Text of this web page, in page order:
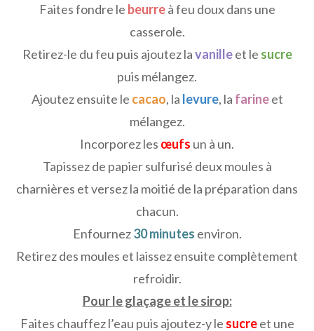
Faites fondre le beurreà feu doux dans une
casserole.
Retirez-le du feu puis ajoutez lavanilleet le sucre
puis mélangez.
Ajoutez ensuite le cacao, la levure, la farineet
mélangez.
Incorporez les œufs un à un.
Tapissez de papier sulfurisé deux moules à
charnières et versez la moitié de la préparation dans
chacun.
Enfournez30 minutes environ.
Retirez des moules et laissez ensuite complètement
refroidir.
Pour le glaçage et le sirop:
Faites chauffez l’eau puis ajoutez-y le sucreet une